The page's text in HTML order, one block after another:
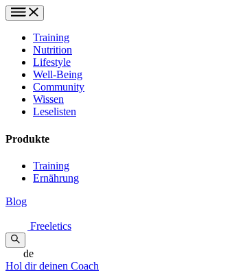
Training
Nutrition
Lifestyle
Well-Being
Community
Wissen
Leselisten
Produkte
Training
Ernährung
Blog
Freeletics
de
Hol dir deinen Coach